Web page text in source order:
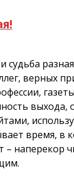
судьба
верных
выхода,
время, в
– наперекор